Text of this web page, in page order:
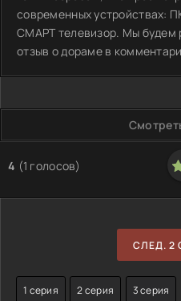
современных устройствах:
СМАРТ телевизор. Мы будем
отзыв о дораме в
4 (1 голосов)
80
СЛЕД. 2
1 серия 2 серия 3 серия